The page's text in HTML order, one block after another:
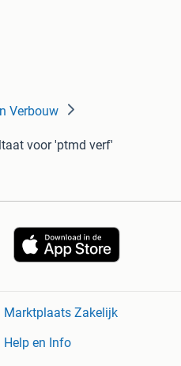
Verbouw
voor 'ptmd verf'
Marktplaats Zakelijk
Help en Info